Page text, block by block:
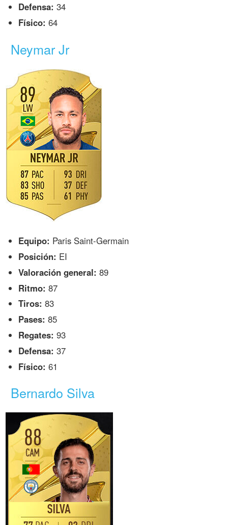
Defensa: 34
Físico: 64
Neymar Jr
Equipo: Paris Saint-Germain
Posición: EI
Valoración general: 89
Ritmo: 87
Tiros: 83
Pases: 85
Regates: 93
Defensa: 37
Físico: 61
Bernardo Silva